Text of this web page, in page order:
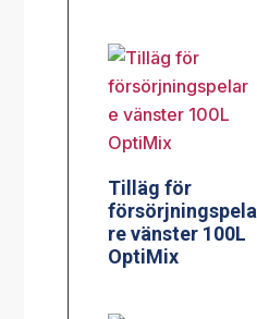
Tilläg för
försörjningspela
re vänster 100L
OptiMix